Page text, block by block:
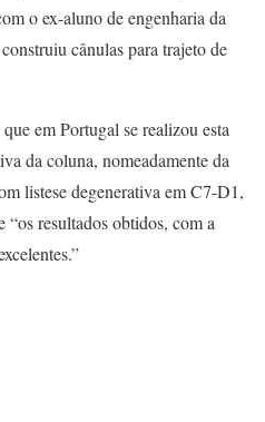
o ex-aluno de engenharia da
cânulas para trajeto de
em Portugal se realizou esta
da coluna, nomeadamente da
listese degenerativa em C7-D1,
“os resultados obtidos, com a